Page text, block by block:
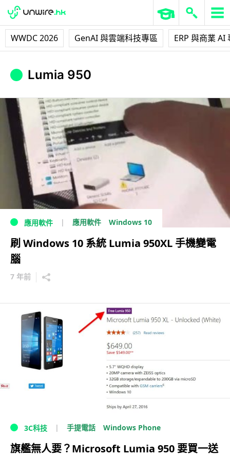
WWDC 2026 GenAI 與雲端科技專區 ERP 與商業 AI
Lumia 950
應用軟件 應用軟件 Windows 10
刷 Windows 10 系統 Lumia 950XL 手機變電
腦
7 年前
3C科技 手提電話 Windows Phone
旗艦無人要？Microsoft Lumia 950 要買一送